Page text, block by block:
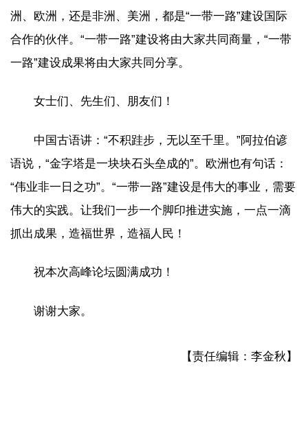
洲、欧洲，还是非洲、美洲，都是“一带一路”建设国际
合作的伙伴。“一带一路”建设将由大家共同商量，“一带
一路”建设成果将由大家共同分享。
女士们、先生们、朋友们！
中国古语讲：“不积跬步，无以至千里。”阿拉伯谚
语说，“金字塔是一块块石头垒成的”。欧洲也有句话：
“伟业非一日之功”。“一带一路”建设是伟大的事业，需要
伟大的实践。让我们一步一个脚印推进实施，一点一滴
抓出成果，造福世界，造福人民！
祝本次高峰论坛圆满成功！
谢谢大家。
【责任编辑：李金秋】